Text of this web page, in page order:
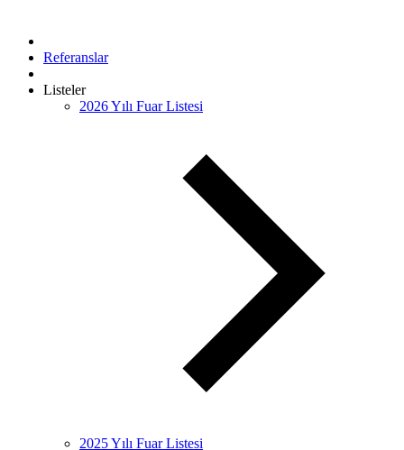
Referanslar
Listeler
2026 Yılı Fuar Listesi
2025 Yılı Fuar Listesi